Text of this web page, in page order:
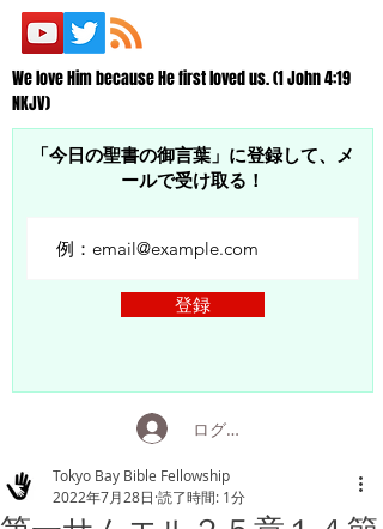
We love Him because He first loved us. (1 John 4:19
NKJV)
「今日の聖書の御言葉」に登録して、メ
ールで受け取る！
登録
ログイン
Tokyo Bay Bible Fellowship
2022年7月28日 読了時間: 1分